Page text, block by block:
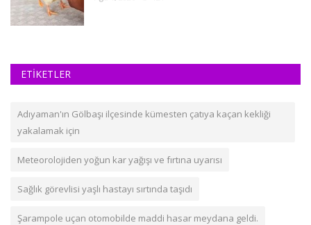
ETİKETLER
Adıyaman'ın Gölbaşı ilçesinde kümesten çatıya kaçan kekliği
yakalamak için
Meteorolojiden yoğun kar yağışı ve fırtına uyarısı
Sağlık görevlisi yaşlı hastayı sırtında taşıdı
Şarampole uçan otomobilde maddi hasar meydana geldi.